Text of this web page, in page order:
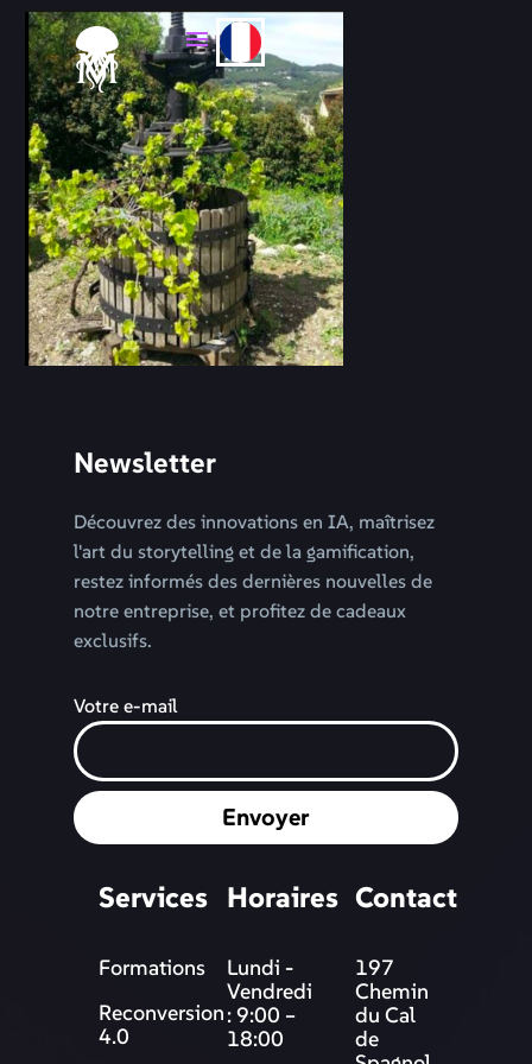
Newsletter
Découvrez des innovations en IA, maîtrisez
l'art du storytelling et de la gamification,
restez informés des dernières nouvelles de
notre entreprise, et profitez de cadeaux
exclusifs.
Votre e-mail
Envoyer
Services
Formations
Reconversion
4.0
Horaires
Lundi -
Vendredi
: 9:00 –
18:00
Contact
197
Chemin
du Cal
de